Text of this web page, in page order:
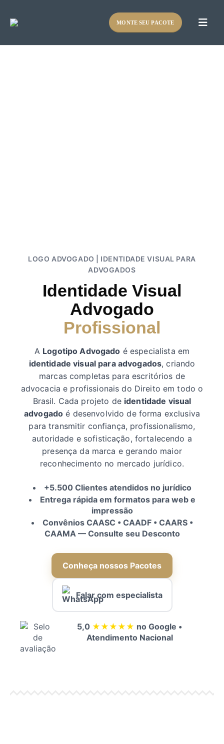
MONTE SEU PACOTE
LOGO ADVOGADO | IDENTIDADE VISUAL PARA
ADVOGADOS
Identidade Visual
Advogado
Profissional
A Logotipo Advogado é especialista em
identidade visual para advogados, criando
marcas completas para escritórios de
advocacia e profissionais do Direito em todo o
Brasil. Cada projeto de identidade visual
advogado é desenvolvido de forma exclusiva
para transmitir confiança, profissionalismo,
autoridade e sofisticação, fortalecendo a
presença da marca e gerando maior
reconhecimento no mercado jurídico.
+5.500 Clientes atendidos no jurídico
Entrega rápida em formatos para web e
impressão
Convênios CAASC • CAADF • CAARS •
CAAMA — Consulte seu Desconto
Conheça nossos Pacotes
Falar com especialista
5,0 ★★★★★ no Google •
Atendimento Nacional